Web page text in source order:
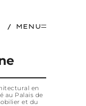
MENU
en
au Palais de
et du